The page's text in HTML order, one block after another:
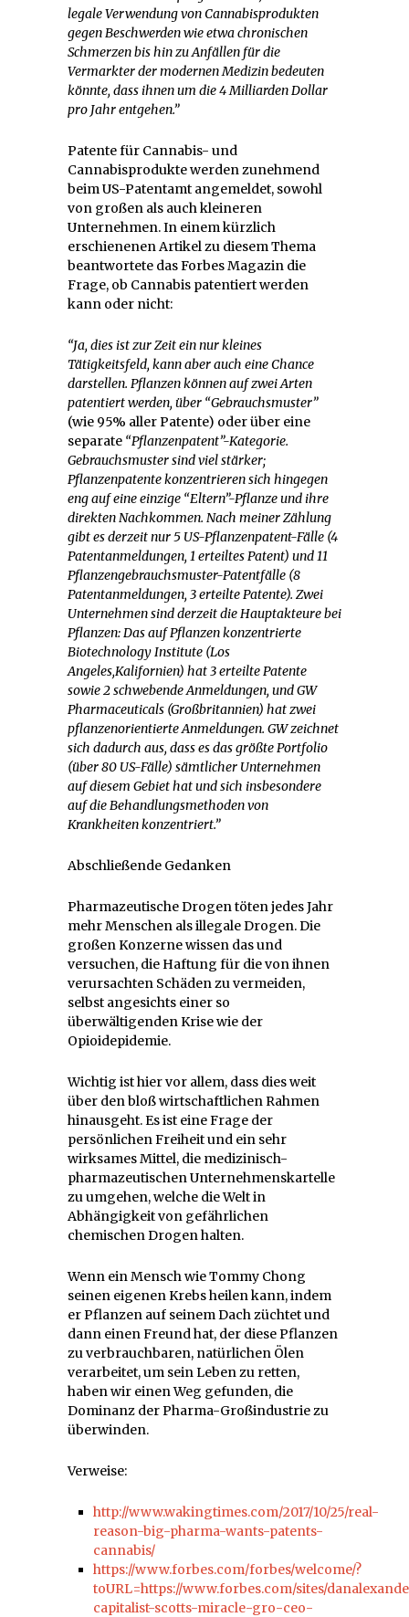
legale Verwendung von Cannabisprodukten
gegen Beschwerden wie etwa chronischen
Schmerzen bis hin zu Anfällen für die
Vermarkter der modernen Medizin bedeuten
könnte, dass ihnen um die 4 Milliarden Dollar
pro Jahr entgehen.”
Patente für Cannabis- und
Cannabisprodukte werden zunehmend
beim US-Patentamt angemeldet, sowohl
von großen als auch kleineren
Unternehmen. In einem kürzlich
erschienenen Artikel zu diesem Thema
beantwortete das Forbes Magazin die
Frage, ob Cannabis patentiert werden
kann oder nicht:
“Ja, dies ist zur Zeit ein nur kleines
Tätigkeitsfeld, kann aber auch eine Chance
darstellen. Pflanzen können auf zwei Arten
patentiert werden, über “Gebrauchsmuster”
(wie 95% aller Patente) oder über eine
separate “Pflanzenpatent”-Kategorie.
Gebrauchsmuster sind viel stärker;
Pflanzenpatente konzentrieren sich hingegen
eng auf eine einzige “Eltern”-Pflanze und ihre
direkten Nachkommen. Nach meiner Zählung
gibt es derzeit nur 5 US-Pflanzenpatent-Fälle (4
Patentanmeldungen, 1 erteiltes Patent) und 11
Pflanzengebrauchsmuster-Patentfälle (8
Patentanmeldungen, 3 erteilte Patente). Zwei
Unternehmen sind derzeit die Hauptakteure bei
Pflanzen: Das auf Pflanzen konzentrierte
Biotechnology Institute (Los
Angeles,Kalifornien) hat 3 erteilte Patente
sowie 2 schwebende Anmeldungen, und GW
Pharmaceuticals (Großbritannien) hat zwei
pflanzenorientierte Anmeldungen. GW zeichnet
sich dadurch aus, dass es das größte Portfolio
(über 80 US-Fälle) sämtlicher Unternehmen
auf diesem Gebiet hat und sich insbesondere
auf die Behandlungsmethoden von
Krankheiten konzentriert.”
Abschließende Gedanken
Pharmazeutische Drogen töten jedes Jahr
mehr Menschen als illegale Drogen. Die
großen Konzerne wissen das und
versuchen, die Haftung für die von ihnen
verursachten Schäden zu vermeiden,
selbst angesichts einer so
überwältigenden Krise wie der
Opioidepidemie.
Wichtig ist hier vor allem, dass dies weit
über den bloß wirtschaftlichen Rahmen
hinausgeht. Es ist eine Frage der
persönlichen Freiheit und ein sehr
wirksames Mittel, die medizinisch-
pharmazeutischen Unternehmenskartelle
zu umgehen, welche die Welt in
Abhängigkeit von gefährlichen
chemischen Drogen halten.
Wenn ein Mensch wie Tommy Chong
seinen eigenen Krebs heilen kann, indem
er Pflanzen auf seinem Dach züchtet und
dann einen Freund hat, der diese Pflanzen
zu verbrauchbaren, natürlichen Ölen
verarbeitet, um sein Leben zu retten,
haben wir einen Weg gefunden, die
Dominanz der Pharma-Großindustrie zu
überwinden.
Verweise:
http://www.wakingtimes.com/2017/10/25/real-
reason-big-pharma-wants-patents-
cannabis/
https://www.forbes.com/forbes/welcome/?
toURL=https://www.forbes.com/sites/
capitalist-scotts-miracle-gro-ceo-